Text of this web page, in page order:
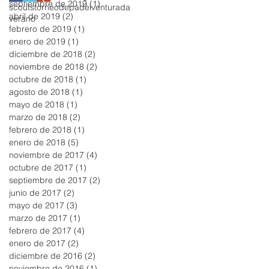
scoutstorneodepadelventurada
verano
septiembre de 2019 (1)1 entrada
abril de 2019 (2)
febrero de 2019 (1)
enero de 2019 (1)
diciembre de 2018 (2)
noviembre de 2018 (2)
octubre de 2018 (1)
agosto de 2018 (1)
mayo de 2018 (1)
marzo de 2018 (2)
febrero de 2018 (1)
enero de 2018 (5)
noviembre de 2017 (4)
octubre de 2017 (1)
septiembre de 2017 (2)
junio de 2017 (2)
mayo de 2017 (3)
marzo de 2017 (1)
febrero de 2017 (4)
enero de 2017 (2)
diciembre de 2016 (2)